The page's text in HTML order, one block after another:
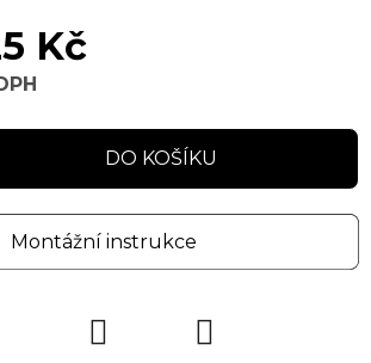
Kč
DO KOŠÍKU
Montážní instrukce